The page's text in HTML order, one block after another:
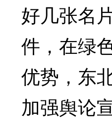
好几张名
件，在绿
优势，东
加强舆论